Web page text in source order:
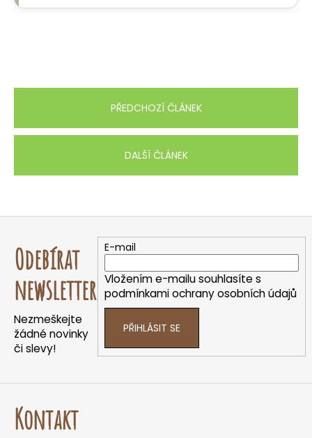
PŘEDCHOZÍ ČLÁNEK
DALŠÍ ČLÁNEK
Odebírat
newsletter
Nezmeškejte
žádné novinky
či slevy!
E-mail
Vložením e-mailu souhlasíte s
podmínkami ochrany osobních údajů
PŘIHLÁSIT SE
Kontakt